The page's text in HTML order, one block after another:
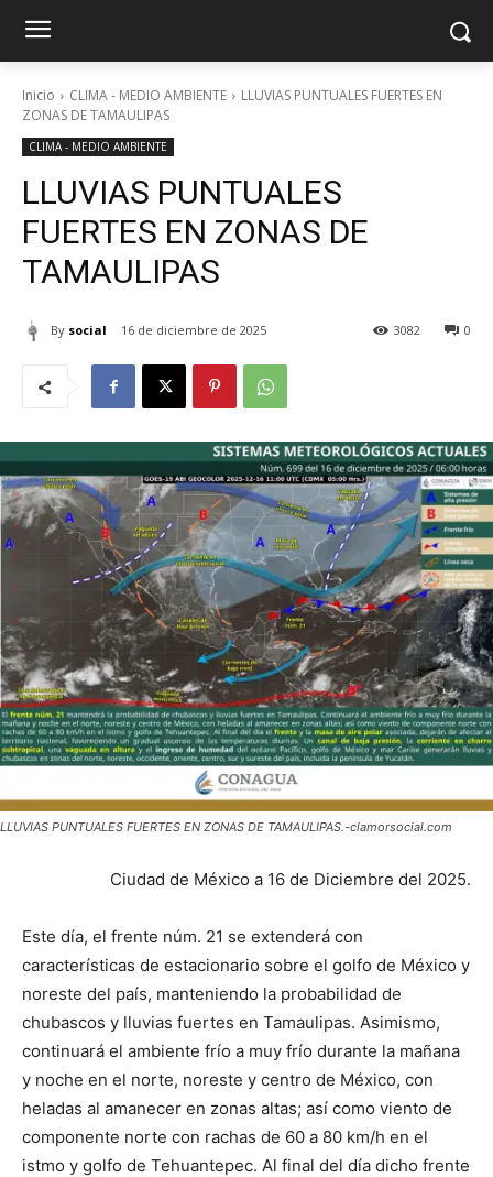
Inicio CLIMA - MEDIO AMBIENTE
LLUVIAS PUNTUALES FUERTES EN
ZONAS DE TAMAULIPAS
CLIMA - MEDIO AMBIENTE
LLUVIAS PUNTUALES
FUERTES EN ZONAS DE
TAMAULIPAS
By social 16 de diciembre de 2025 0
3082
LLUVIAS PUNTUALES FUERTES EN ZONAS DE TAMAULIPAS.-clamorsocial.com
Ciudad de México a 16 de Diciembre del 2025.
Este día, el frente núm. 21 se extenderá con
características de estacionario sobre el golfo de México y
noreste del país, manteniendo la probabilidad de
chubascos y lluvias fuertes en Tamaulipas. Asimismo,
continuará el ambiente frío a muy frío durante la mañana
y noche en el norte, noreste y centro de México, con
heladas al amanecer en zonas altas; así como viento de
componente norte con rachas de 60 a 80 km/h en el
istmo y golfo de Tehuantepec. Al final del día dicho frente